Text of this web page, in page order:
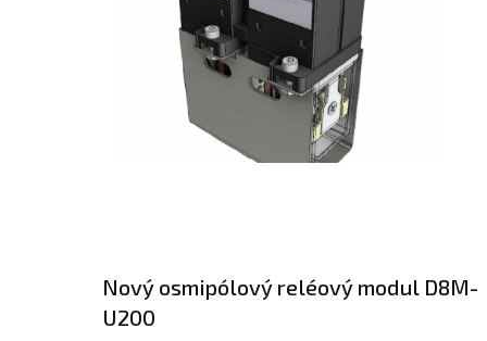
Nový osmipólový reléový modul D8M-
U200